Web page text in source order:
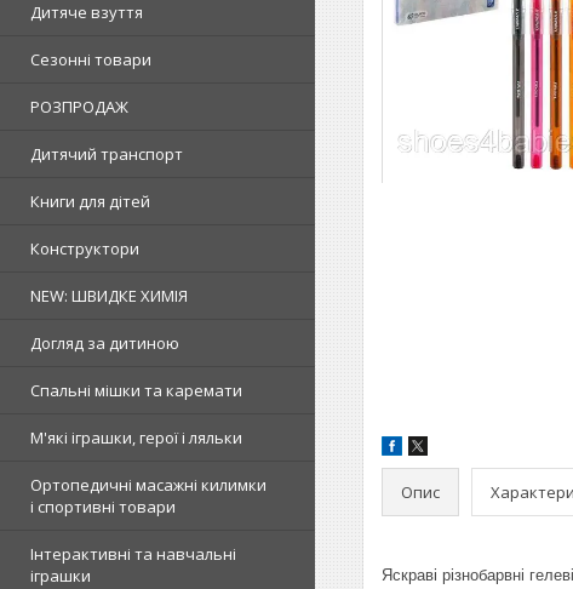
Дитяче взуття
Сезонні товари
РОЗПРОДАЖ
Дитячий транспорт
Книги для дітей
Конструктори
NEW: ШВИДКЕ ХИМІЯ
Догляд за дитиною
Спальні мішки та каремати
М'які іграшки, герої і ляльки
Ортопедичні масажні килимки
і спортивні товари
Інтерактивні та навчальні
іграшки
Опис
Яскраві різнобарвні